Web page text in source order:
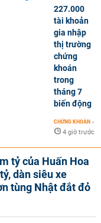
227.000
tài khoản
gia nhập
thị trường
chứng
khoán
trong
tháng 7
biến động
CHỨNG KHOÁN -
4 giờ trước
tỷ của Huấn Hoa
dàn siêu xe
tùng Nhật đắt đỏ